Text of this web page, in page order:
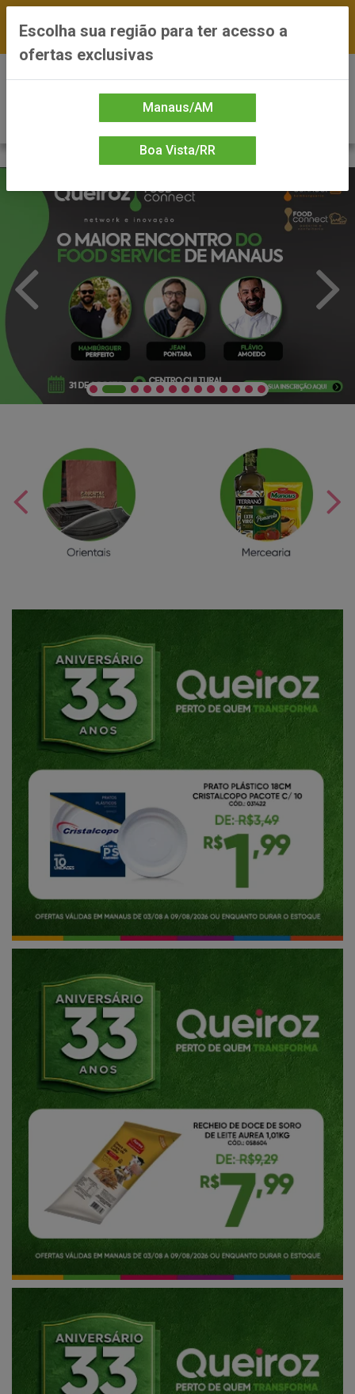
*Preços exclusivos do site — Entrega em até 24h
Escolha sua região para ter acesso a
ofertas exclusivas
Manaus/AM
Boa Vista/RR